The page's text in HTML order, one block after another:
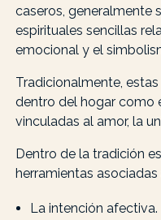
caseros, generalmente
espirituales sencillas
emocional y el
Tradicionalmente,
dentro del hogar como
vinculadas al amor, la
Dentro de la tradición
herramientas asociadas
La intención afectiva.